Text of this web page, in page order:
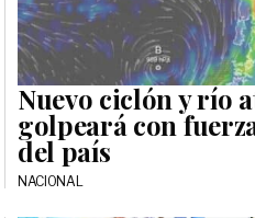
Nuevo ciclón y río
golpeará con
del país
NACIONAL